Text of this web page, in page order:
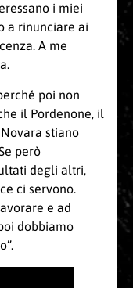
i miei
a rinunciare ai
A me
poi non
il Pordenone, il
stiano
però
degli altri,
ci servono.
e ad
dobbiamo